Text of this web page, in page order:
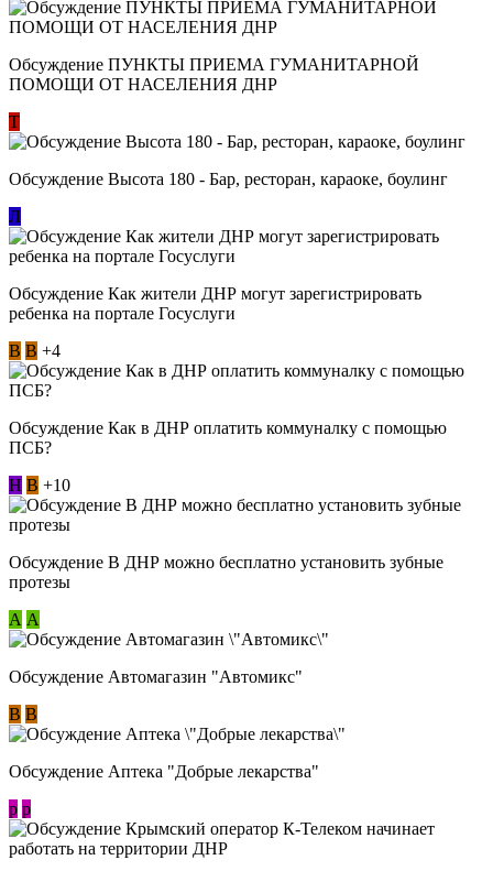
Обсуждение ​ПУНКТЫ ПРИЕМА ГУМАНИТАРНОЙ
ПОМОЩИ ОТ НАСЕЛЕНИЯ ДНР
Т
Обсуждение Высота 180 - Бар, ресторан, караоке, боулинг
Л
Обсуждение Как жители ДНР могут зарегистрировать
ребенка на портале Госуслуги
В В +4
Обсуждение Как в ДНР оплатить коммуналку с помощью
ПСБ?
Н В +10
Обсуждение В ДНР можно бесплатно установить зубные
протезы
А А
Обсуждение Автомагазин "Автомикс"
В В
Обсуждение Аптека "Добрые лекарства"
p p